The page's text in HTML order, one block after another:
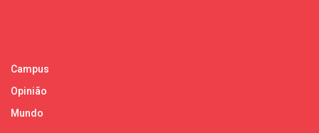
Campus
Opinião
Mundo